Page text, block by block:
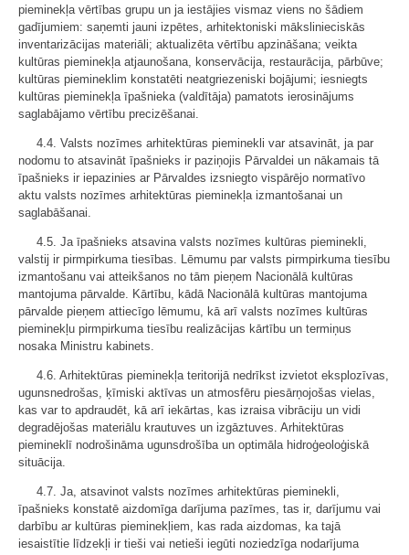
pieminekļa vērtības grupu un ja iestājies vismaz viens no šādiem
gadījumiem: saņemti jauni izpētes, arhitektoniski mākslinieciskās
inventarizācijas materiāli; aktualizēta vērtību apzināšana; veikta
kultūras pieminekļa atjaunošana, konservācija, restaurācija, pārbūve;
kultūras piemineklim konstatēti neatgriezeniski bojājumi; iesniegts
kultūras pieminekļa īpašnieka (valdītāja) pamatots ierosinājums
saglabājamo vērtību precizēšanai.
4.4. Valsts nozīmes arhitektūras pieminekli var atsavināt, ja par
nodomu to atsavināt īpašnieks ir paziņojis Pārvaldei un nākamais tā
īpašnieks ir iepazinies ar Pārvaldes izsniegto vispārējo normatīvo
aktu valsts nozīmes arhitektūras pieminekļa izmantošanai un
saglabāšanai.
4.5. Ja īpašnieks atsavina valsts nozīmes kultūras pieminekli,
valstij ir pirmpirkuma tiesības. Lēmumu par valsts pirmpirkuma tiesību
izmantošanu vai atteikšanos no tām pieņem Nacionālā kultūras
mantojuma pārvalde. Kārtību, kādā Nacionālā kultūras mantojuma
pārvalde pieņem attiecīgo lēmumu, kā arī valsts nozīmes kultūras
pieminekļu pirmpirkuma tiesību realizācijas kārtību un termiņus
nosaka Ministru kabinets.
4.6. Arhitektūras pieminekļa teritorijā nedrīkst izvietot eksplozīvas,
ugunsnedrošas, ķīmiski aktīvas un atmosfēru piesārņojošas vielas,
kas var to apdraudēt, kā arī iekārtas, kas izraisa vibrāciju un vidi
degradējošas materiālu krautuves un izgāztuves. Arhitektūras
piemineklī nodrošināma ugunsdrošība un optimāla hidroģeoloģiskā
situācija.
4.7. Ja, atsavinot valsts nozīmes arhitektūras pieminekli,
īpašnieks konstatē aizdomīga darījuma pazīmes, tas ir, darījumu vai
darbību ar kultūras pieminekļiem, kas rada aizdomas, ka tajā
iesaistītie līdzekļi ir tieši vai netieši iegūti noziedzīga nodarījuma